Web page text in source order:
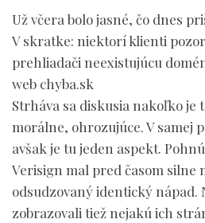
Už včera bolo jasné, čo dnes
V skratke: niektorí klienti
prehliadači neexistujúcu
web chyba.sk
Strháva sa diskusia nakoľko je
morálne, ohrozujúce. V samej
avšak je tu jeden aspekt.
Verisign mal pred časom silne
odsudzovaný identický nápad.
zobrazovali tiež nejakú ich